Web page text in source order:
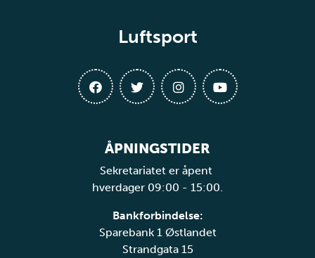
Luftsport
ÅPNINGSTIDER
Sekretariatet er åpent
hverdager 09:00 - 15:00.
Bankforbindelse:
Sparebank 1 Østlandet
Strandgata 15